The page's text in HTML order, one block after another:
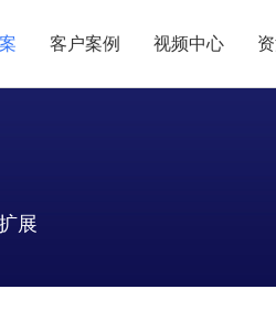
客户案例 视频中心
展